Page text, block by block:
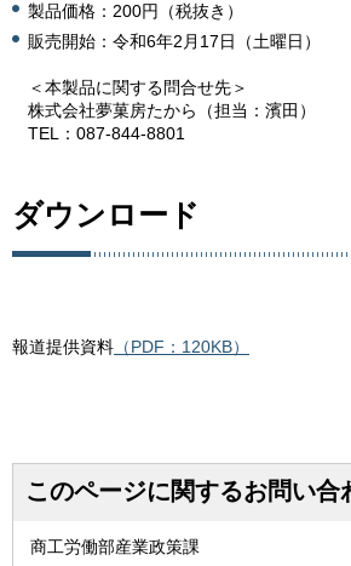
製品価格：200円（税抜き）
販売開始：令和6年2月17日（土曜日）
＜本製品に関する問合せ先＞
株式会社夢菓房たから（担当：濱田）
TEL：087-844-8801
ダウンロード
報道提供資料 （PDF：120KB）
このページに関するお問い合
商工労働部産業政策課